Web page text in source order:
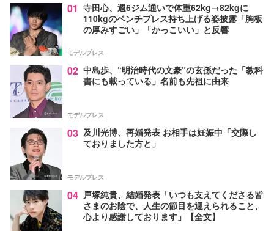
01 寺田心、週6ジム通いで体重62kg→82kgに
110kgのベンチプレス持ち上げる姿披露「胸板
の厚みすごい」「かっこいい」と反響
モデルプレス
02 中島歩、“明治時代の文豪”の玄孫だった「教科
書にも載っている」名前も先祖に由来
モデルプレス
03 及川光博、再婚発表 お相手は妊娠中「交際し
ておりました方と」
モデルプレス
04 戸塚純貴、結婚発表「いつも支えてくださる皆
さまのお陰で、人生の節目を迎えられること、
心より感謝しております」【全文】